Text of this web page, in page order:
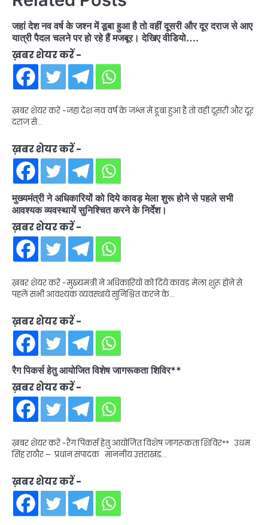
जहां देश नव वर्ष के जश्न में डूबा हुआ है तो वहीं दूसरी और दूर दराज से आए
यात्री पैदल चलने पर हो रहे हैं मजबूर। देखिए वीडियो….
ख़बर शेयर करें -
ख़बर शेयर करें -जहां देश नव वर्ष के जश्न में डूबा हुआ है तो वहीं दूसरी और दूर
दराज से…
ख़बर शेयर करें -
मुख्यमंत्री ने अधिकारियों को दिये कावड़ मेला शुरू होने से पहले सभी
आवश्यक व्यवस्थायें सुनिश्चित करने के निर्देश।
ख़बर शेयर करें -
ख़बर शेयर करें -मुख्यमंत्री ने अधिकारियों को दिये कावड़ मेला शुरू होने से
पहले सभी आवश्यक व्यवस्थायें सुनिश्चित करने के…
ख़बर शेयर करें -
रैग पिकर्स हेतु आयोजित विशेष जागरूकता शिविर**
ख़बर शेयर करें -
ख़बर शेयर करें -रैग पिकर्स हेतु आयोजित विशेष जागरूकता शिविर** उधम
सिंह राठौर – प्रधान संपादक माननीय उत्तराखंड…
ख़बर शेयर करें -